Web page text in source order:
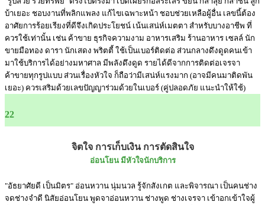
บ้าเยอะ ชอบงานที่พลิกแพลง แก้ไขเฉพาะหน้า ชอบช่วยเหลือผู้อื่น เลขนี้ต้อง
อาศัยการร้อยเรียงที่ดีจึงเกิดประโยชน์ เน้นเสน่ห์เมตตา สำหรับบางอาชีพ ที่
ควรใช้เท่านั้น เช่น ค้าขาย ธุรกิจความงาม อาหารเสริม ร้านอาหาร เซลล์ นัก
ขายมือทอง ดารา นักเสดง พริตตี้ ใช้เป็นเบอร์ติดต่อ ส่วนกลางดึงดูดคนเข้า
มาใช้บริการได้อย่างมหาศาล มีพลังดึงดูด รายได้ดีจากการติดต่อเจรจา
ค้าขายทุกรูปแบบ ส่วนเรื่องหัวใจ ก็ถือว่ามีเสน่ห์แรงมาก (อาจมีคนมาติดพัน
เยอะ) ควรเสริมด้วยเลขปัญญาร่วมด้วยในเบอร์ (คู่ปลอดภัย แนะนำให้ใช้)
22
จิตใจ การเก็บเงิน การตัดสินใจ
อ่อนโยน มีหัวใจนักบริการ
"อัธยาศัยดี เป็นมิตร" อ่อนหวาน นุ่มนวล รู้จักสังเกต และพิจารณา เป็นคนช่าง
จดช่างจำดี นิสัยอ่อนโยน พูดจาอ่อนหวาน ช่างพูด ช่างเจรจา เข้าอกเข้าใจผู้